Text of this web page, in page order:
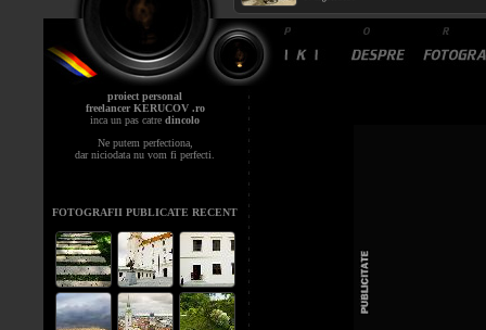
proiect personal
freelancer KERUCOV .ro
inca un pas catre dincolo
Ne putem perfectiona,
dar niciodata nu vom fi perfecti.
FOTOGRAFII PUBLICATE RECENT